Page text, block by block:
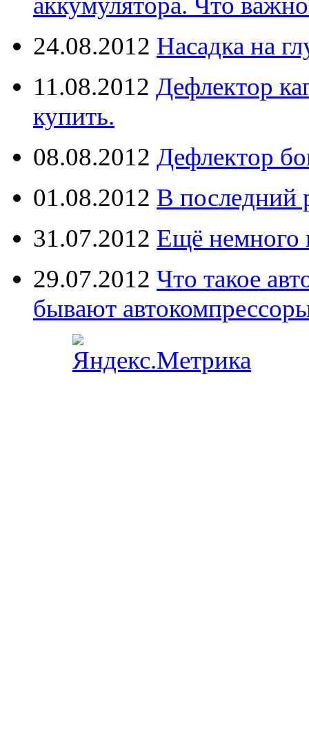
24.08.2012 Насадка на
11.08.2012 Дефлектор
купить.
08.08.2012 Дефлектор
01.08.2012 В последний
31.07.2012 Ещё немного
29.07.2012 Что такое
бывают